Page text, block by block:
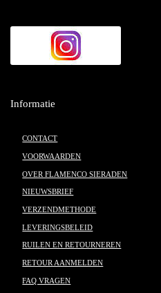
Informatie
CONTACT
VOORWAARDEN
OVER FLAMENCO SIERADEN
NIEUWSBRIEF
VERZENDMETHODE
LEVERINGSBELEID
RUILEN EN RETOURNEREN
RETOUR AANMELDEN
FAQ VRAGEN